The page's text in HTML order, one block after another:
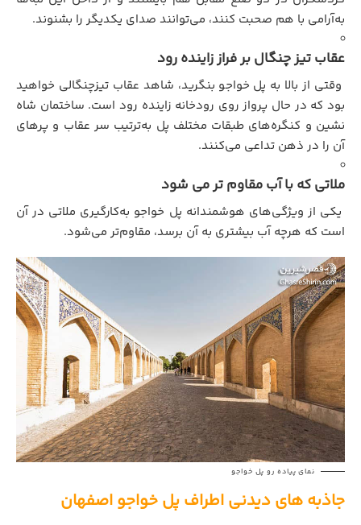
به‌آرامی با هم صحبت کنند، می‌توانند صدای یکدیگر را بشنوند.
عقاب تیز چنگال بر فراز زاینده رود
وقتی از بالا به پل خواجو بنگرید، شاهد عقاب تیزچنگالی خواهید
بود که در حال پرواز روی رودخانه زاینده رود است. ساختمان شاه
نشین و کنگره‌های طبقات مختلف پل به‌ترتیب سر عقاب و پرهای
آن را در ذهن تداعی می‌کنند.
ملاتی که با آب مقاوم تر می شود
یکی از ویژگی‌های هوشمندانه پل خواجو به‌کارگیری ملاتی در آن
است که هرچه آب بیشتری به آن برسد، مقاوم‌تر می‌شود.
نمای پیاده رو پل خواجو
جاذبه‌ های دیدنی اطراف پل خواجو اصفهان